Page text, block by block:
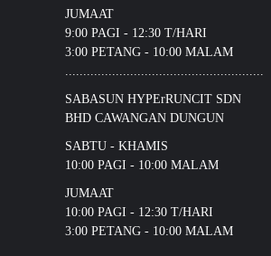
JUMAAT
9:00 PAGI - 12:30 T/HARI
3:00 PETANG - 10:00 MALAM
.......................................................
SABASUN HYPErRUNCIT SDN
BHD CAWANGAN DUNGUN
SABTU - KHAMIS
10:00 PAGI - 10:00 MALAM
JUMAAT
10:00 PAGI - 12:30 T/HARI
3:00 PETANG - 10:00 MALAM